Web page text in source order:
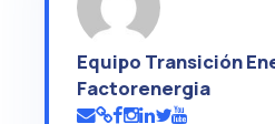
Equipo Transición
Factorenergia